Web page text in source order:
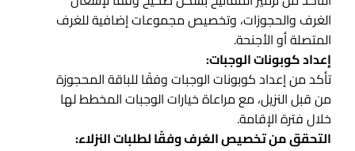
الغرف والحجوزات، وتخصيص مجموعات إضافية للغرف
المتصلة أو الأجنحة.
إعداد كوبونات الوجبات:
تأكد من إعداد كوبونات الوجبات وفقًا للباقة المحجوزة
من قبل النزيل، مع مراعاة خيارات الوجبات المخطط لها
خلال فترة الإقامة.
التحقق من تخصيص الغرف وفقًا لطلبات النزلاء: